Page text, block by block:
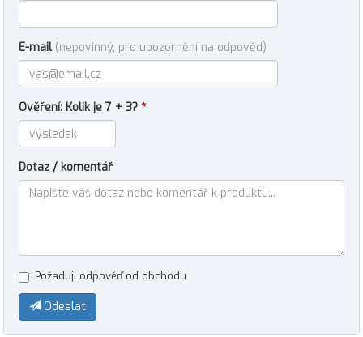
E-mail (nepovinný, pro upozornění na odpověď)
Ověření: Kolik je 7 + 3? *
Dotaz / komentář
Požaduji odpověď od obchodu
Odeslat